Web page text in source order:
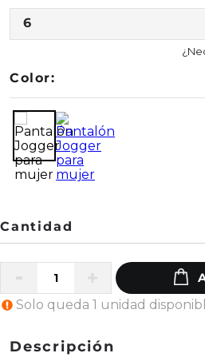
6
Color:
Solo queda 1 unidad
Descripción